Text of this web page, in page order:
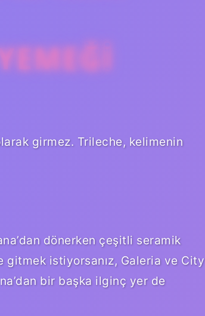
girmez. Trileche, kelimenin
dönerken çeşitli seramik
gitmek istiyorsanız, Galeria ve City
bir başka ilginç yer de